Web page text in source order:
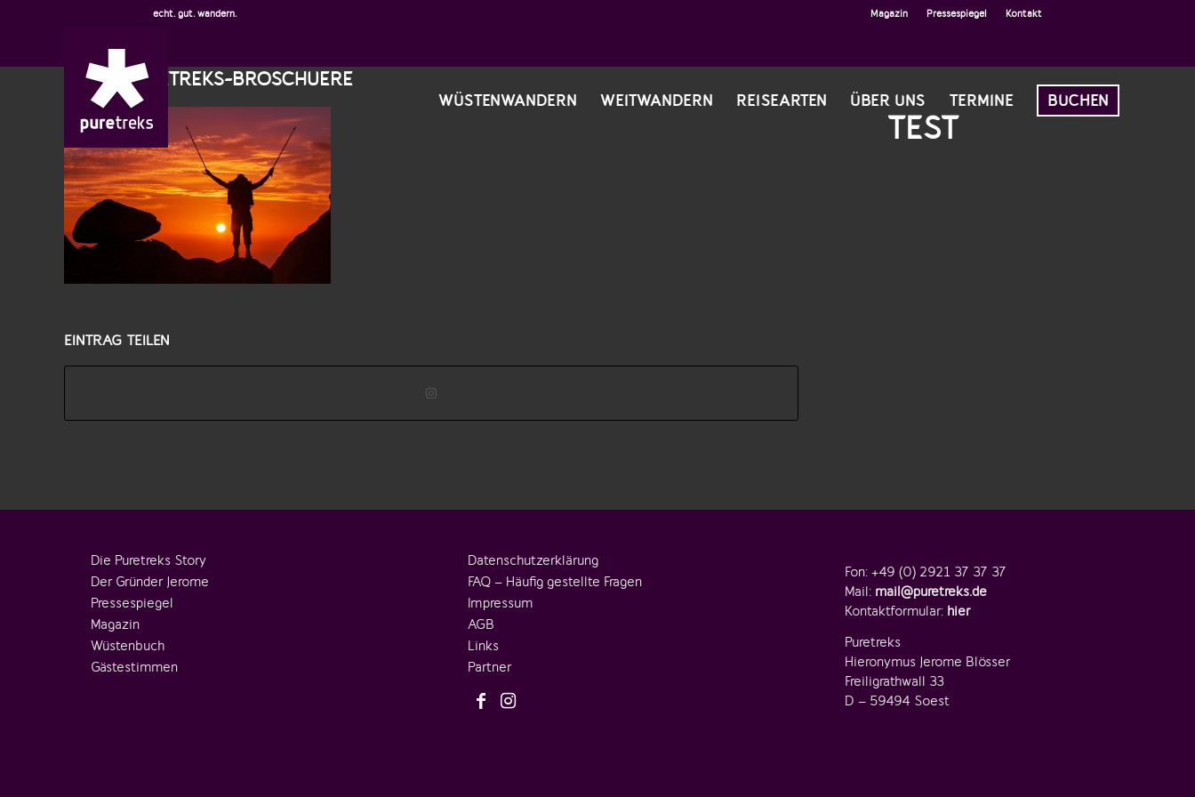
Magazin Pressespiegel Kontakt
echt. gut. wandern.
WÜSTENWANDERN WEITWANDERN REISEARTEN ÜBER UNS TERMINE BUCHEN
NEWS-PURETREKS-BROSCHUERE
EINTRAG TEILEN
TEST
Die Puretreks Story
Der Gründer Jerome
Pressespiegel
Magazin
Wüstenbuch
Gästestimmen
Datenschutzerklärung
FAQ – Häufig gestellte Fragen
Impressum
AGB
Links
Partner
Fon: +49 (0) 2921 37 37 37
Mail: mail@puretreks.de
Kontaktformular: hier
Puretreks
Hieronymus Jerome Blösser
Freiligrathwall 33
D – 59494 Soest